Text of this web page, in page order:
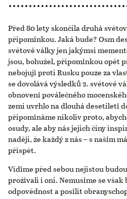
Před 80 lety skončila druhá
připomínkou. Jaká bude? Osm
světové války jen jakýmsi
jsou, bohužel, připomínkou opět
nebojují proti Rusku pouze za
se dovolává výsledků 2. světové
obnovení poválečného
zemi uvrhlo na dlouhá desetiletí
připomínáme nikoliv proto,
osudy, ale aby nás jejich činy
naději, že každý z nás – s naším
přispět.
Vidíme před sebou nejistou
prožívali i oni. Nemusíme se
odpovědnost a posílit